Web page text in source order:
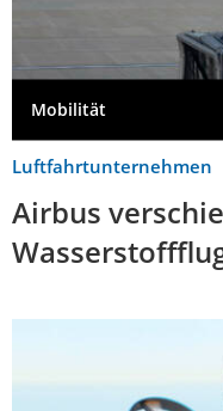
Mobilität
Luftfahrtunternehmen
Airbus